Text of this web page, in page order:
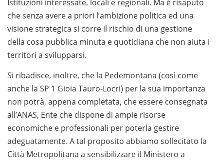
Istituzioni interessate, locali e regionali. Ma è risaputo
che senza avere a priori l’ambizione politica ed una
visione strategica si corre il rischio di una gestione
della cosa pubblica minuta e quotidiana che non aiuta i
territori a svilupparsi.
Si ribadisce, inoltre, che la Pedemontana (così come
anche la SP 1 Gioia Tauro-Locri) per la sua importanza
non potrà, appena completata, che essere consegnata
all’ANAS, Ente che dispone di ampie risorse
economiche e professionali per poterla gestire
adeguatamente. A tal proposito abbiamo sollecitato la
Città Metropolitana a sensibilizzare il Ministero a